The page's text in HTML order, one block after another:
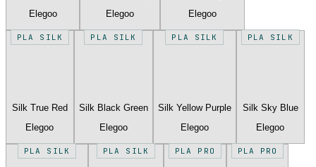
Elegoo
Elegoo
Elegoo
PLA SILK
Silk True Red
Elegoo
PLA SILK
Silk Black Green
Elegoo
PLA SILK
Silk Yellow Purple
Elegoo
PLA SILK
Silk Sky Blue
Elegoo
PLA SILK PLA SILK PLA PRO PLA PRO